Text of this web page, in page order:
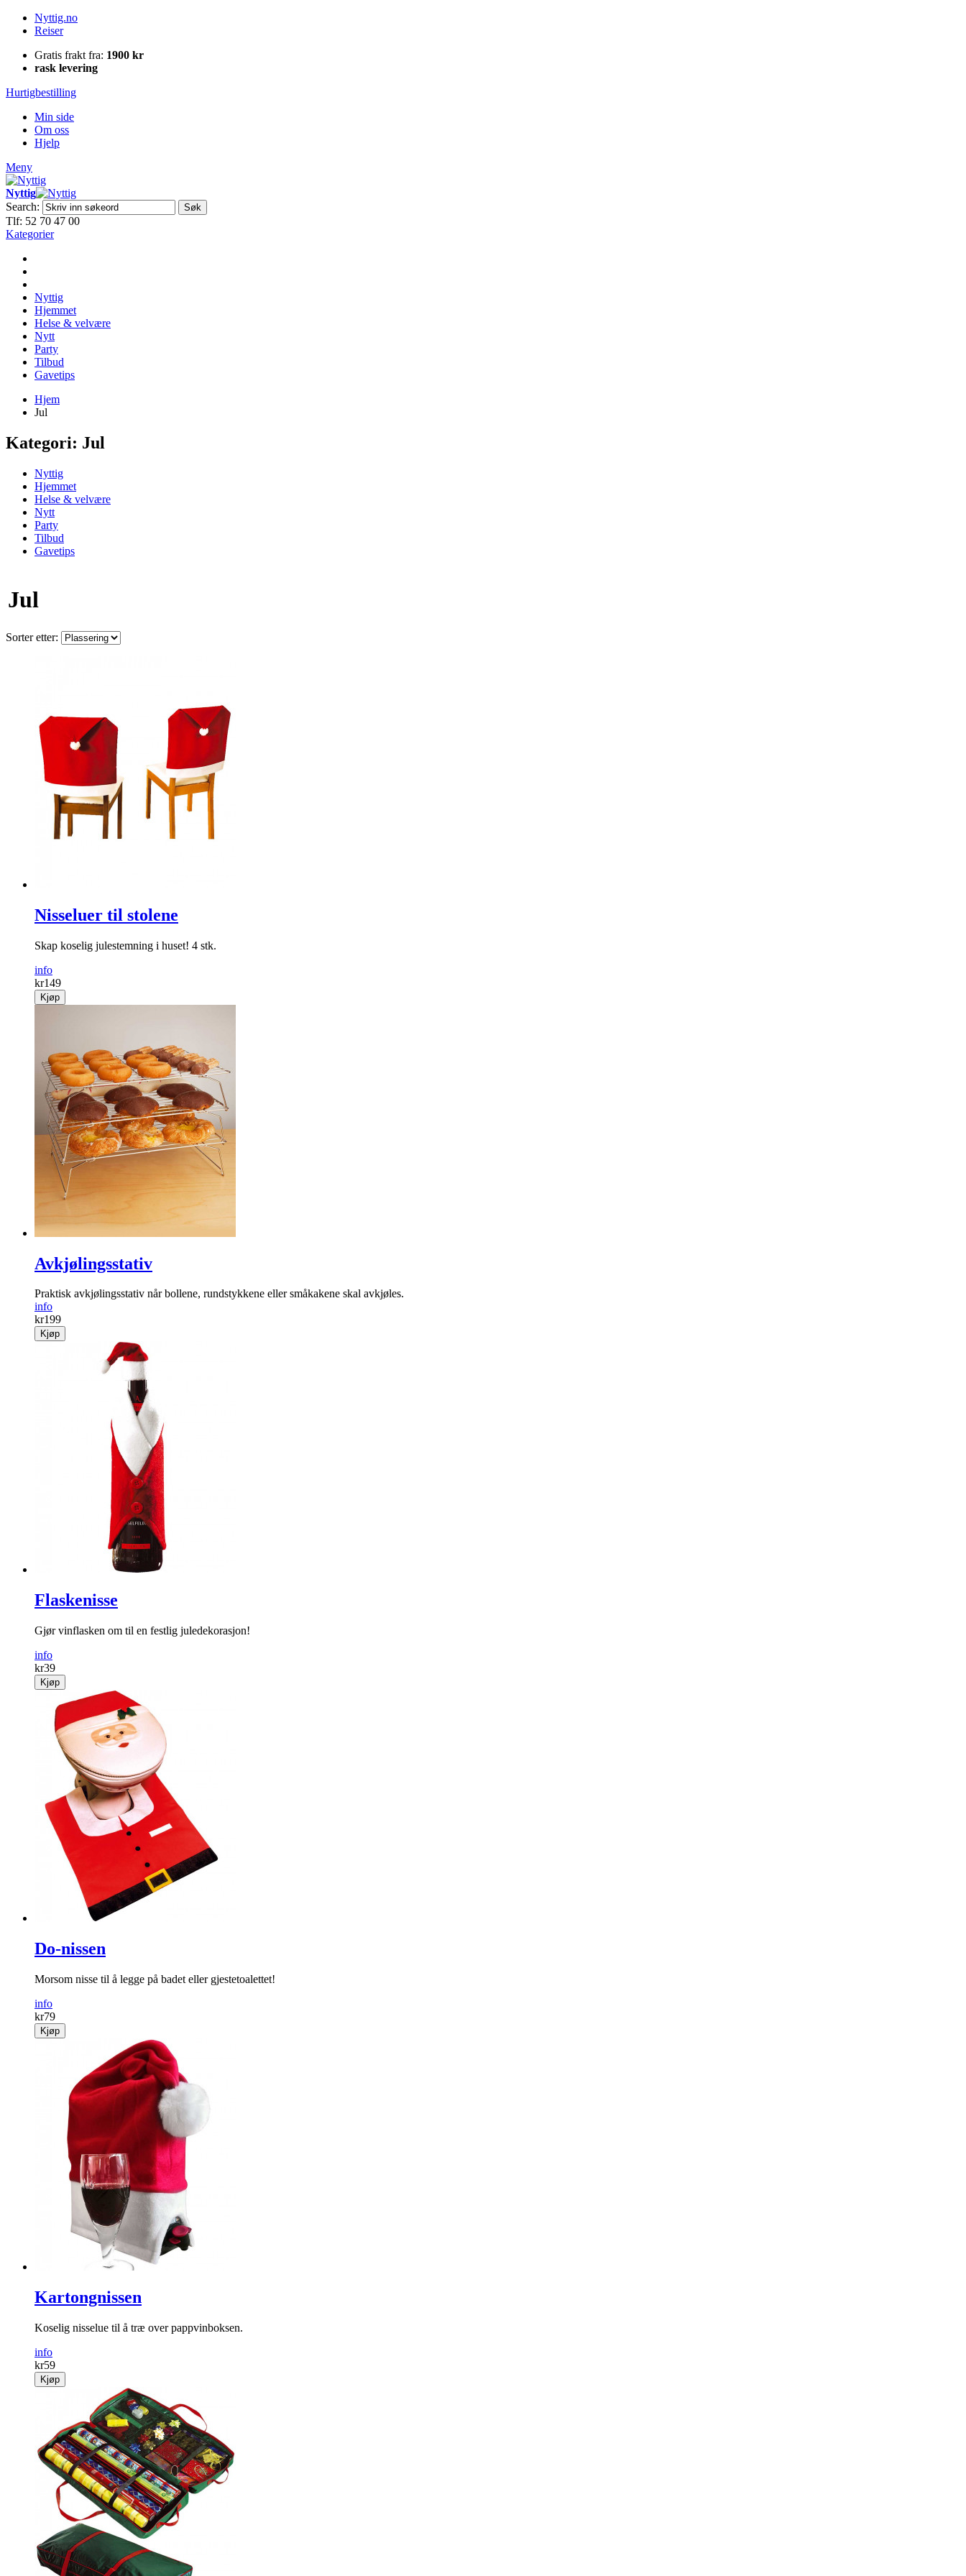
Nyttig.no
Reiser
Gratis frakt fra: 1900 kr
rask levering
Hurtigbestilling
Min side
Om oss
Hjelp
Meny
Nyttig
Search:
Søk
Tlf: 52 70 47 00
Kategorier
Nyttig
Hjemmet
Helse & velvære
Nytt
Party
Tilbud
Gavetips
Hjem
Jul
Kategori: Jul
Nyttig
Hjemmet
Helse & velvære
Nytt
Party
Tilbud
Gavetips
Jul
Sorter etter:
Nisseluer til stolene
Skap koselig julestemning i huset! 4 stk.
info
kr149
Kjøp
Avkjølingsstativ
Praktisk avkjølingsstativ når bollene, rundstykkene eller småkakene skal avkjøles.
info
kr199
Kjøp
Flaskenisse
Gjør vinflasken om til en festlig juledekorasjon!
info
kr39
Kjøp
Do-nissen
Morsom nisse til å legge på badet eller gjestetoalettet!
info
kr79
Kjøp
Kartongnissen
Koselig nisselue til å træ over pappvinboksen.
info
kr59
Kjøp